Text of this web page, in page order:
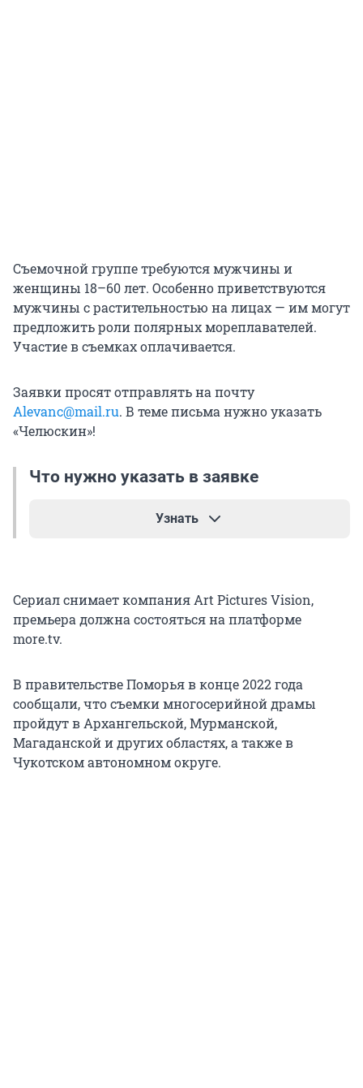
Съемочной группе требуются мужчины и
женщины 18–60 лет. Особенно приветствуются
мужчины с растительностью на лицах — им могут
предложить роли полярных мореплавателей.
Участие в съемках оплачивается.
Заявки просят отправлять на почту
Alevanc@mail.ru. В теме письма нужно указать
«Челюскин»!
Что нужно указать в заявке
Узнать
возраст по паспорту;
рост;
3–5 фото (портрет и полный рост);
номер телефона для звонков.
Сериал снимает компания Art Pictures Vision,
премьера должна состояться на платформе
more.tv.
В правительстве Поморья в конце 2022 года
сообщали, что съемки многосерийной драмы
пройдут в Архангельской, Мурманской,
Магаданской и других областях, а также в
Чукотском автономном округе.